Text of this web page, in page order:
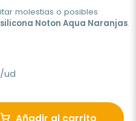
molestias o posibles
Noton Aqua Naranjas.
ud
Añadir al carrito